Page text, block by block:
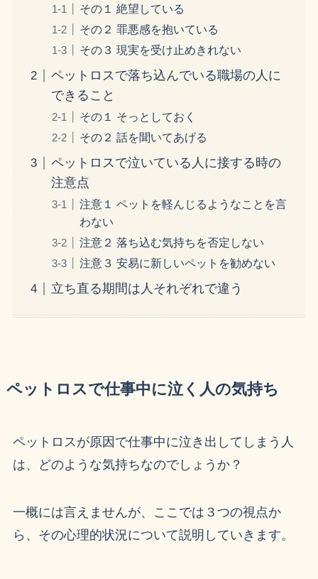
その１ 絶望している
その２ 罪悪感を抱いている
その３ 現実を受け止めきれない
ペットロスで落ち込んでいる職場の人に
できること
その１ そっとしておく
その２ 話を聞いてあげる
ペットロスで泣いている人に接する時の
注意点
注意１ ペットを軽んじるようなことを言
わない
注意２ 落ち込む気持ちを否定しない
注意３ 安易に新しいペットを勧めない
立ち直る期間は人それぞれで違う
ペットロスで仕事中に泣く人の気持ち
ペットロスが原因で仕事中に泣き出してしまう人
は、どのような気持ちなのでしょうか？
一概には言えませんが、ここでは３つの視点か
ら、その心理的状況について説明していきます。